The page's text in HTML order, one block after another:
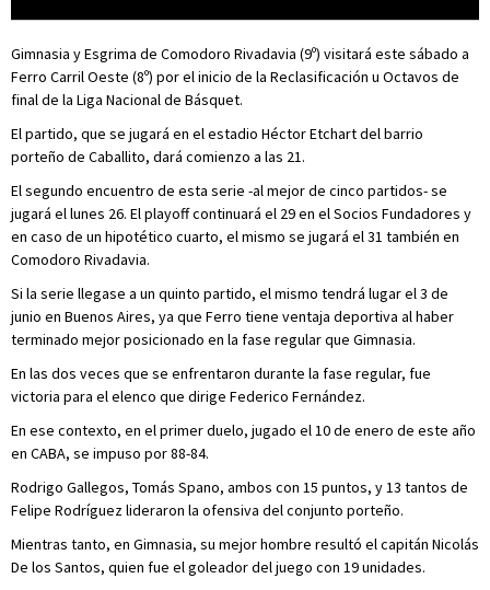
Gimnasia y Esgrima de Comodoro Rivadavia (9º) visitará este sábado a
Ferro Carril Oeste (8º) por el inicio de la Reclasificación u Octavos de
final de la Liga Nacional de Básquet.
El partido, que se jugará en el estadio Héctor Etchart del barrio
porteño de Caballito, dará comienzo a las 21.
El segundo encuentro de esta serie -al mejor de cinco partidos- se
jugará el lunes 26. El playoff continuará el 29 en el Socios Fundadores y
en caso de un hipotético cuarto, el mismo se jugará el 31 también en
Comodoro Rivadavia.
Si la serie llegase a un quinto partido, el mismo tendrá lugar el 3 de
junio en Buenos Aires, ya que Ferro tiene ventaja deportiva al haber
terminado mejor posicionado en la fase regular que Gimnasia.
En las dos veces que se enfrentaron durante la fase regular, fue
victoria para el elenco que dirige Federico Fernández.
En ese contexto, en el primer duelo, jugado el 10 de enero de este año
en CABA, se impuso por 88-84.
Rodrigo Gallegos, Tomás Spano, ambos con 15 puntos, y 13 tantos de
Felipe Rodríguez lideraron la ofensiva del conjunto porteño.
Mientras tanto, en Gimnasia, su mejor hombre resultó el capitán Nicolás
De los Santos, quien fue el goleador del juego con 19 unidades.